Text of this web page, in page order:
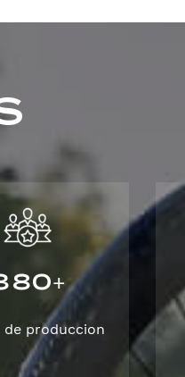
80+
de produccion